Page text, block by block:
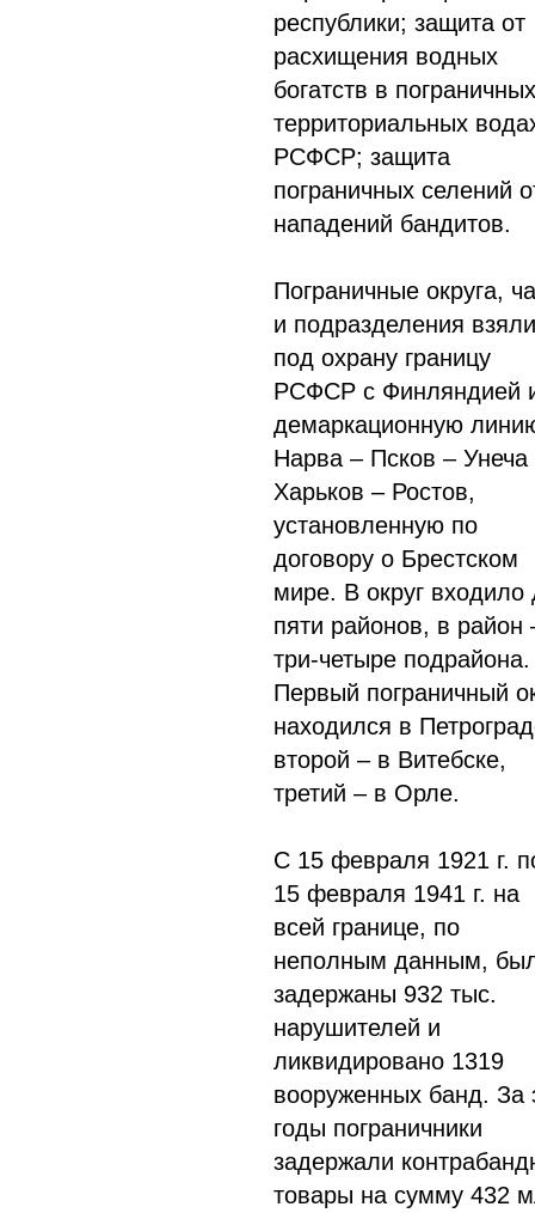
республики; защита от
расхищения водных
богатств в
территориальных
РСФСР; защита
пограничных селений
нападений бандитов.
Пограничные округа,
и подразделения взяли
под охрану границу
РСФСР с Финляндией
демаркационную
Нарва – Псков – Унеча
Харьков – Ростов,
установленную по
договору о Брестском
мире. В округ входило
пяти районов, в район
три-четыре подрайона.
Первый пограничный
находился в
второй – в Витебске,
третий – в Орле.
С 15 февраля 1921 г.
15 февраля 1941 г. на
всей границе, по
неполным данным,
задержаны 932 тыс.
нарушителей и
ликвидировано 1319
вооруженных банд. За
годы пограничники
задержали
товары на сумму 432